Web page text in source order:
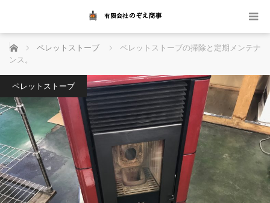
ホーム ペレットストーブ
ペレットストーブの掃除と定期メンテナ
ンス。
ペレットストーブ